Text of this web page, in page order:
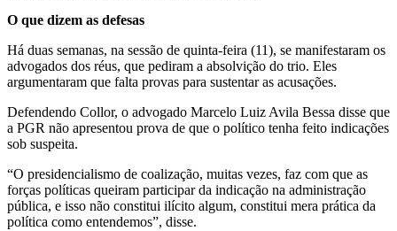
O que dizem as defesas
Há duas semanas, na sessão de quinta-feira (11), se manifestaram os
advogados dos réus, que pediram a absolvição do trio. Eles
argumentaram que falta provas para sustentar as acusações.
Defendendo Collor, o advogado Marcelo Luiz Avila Bessa disse que
a PGR não apresentou prova de que o político tenha feito indicações
sob suspeita.
“O presidencialismo de coalização, muitas vezes, faz com que as
forças políticas queiram participar da indicação na administração
pública, e isso não constitui ilícito algum, constitui mera prática da
política como entendemos”, disse.